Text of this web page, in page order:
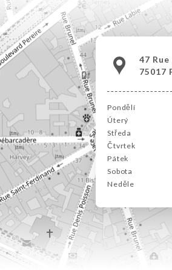
47
75017
Pondělí
Úterý
Středa
Čtvrtek
Pátek
Sobota
Neděle